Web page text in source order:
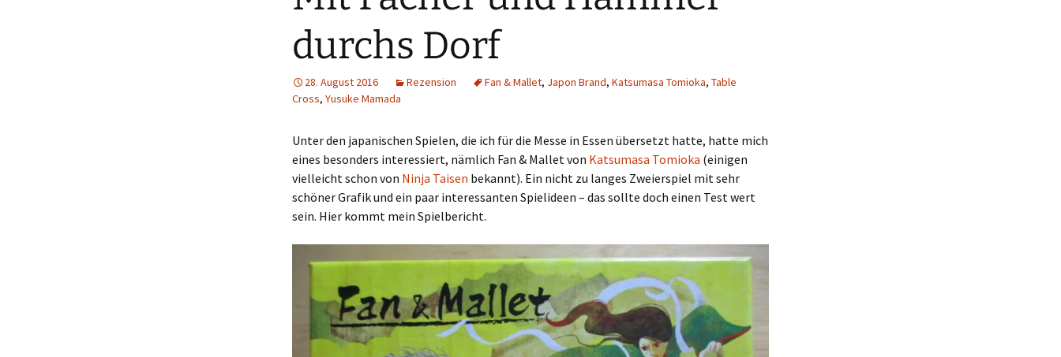
Verlagsliste Costa Rica
Verlagsliste Kolumbien
Verlagsliste Mexiko
Verlagsliste Uruguay
Verlagsliste Venezuela
Topfrosch
Tricky Bid
toi!
Unveröffentlichte Spiele
durchs Dorf
28. August 2016 Rezension Fan & Mallet, Japon Brand, Katsumasa Tomioka, Table
Cross, Yusuke Mamada
Unter den japanischen Spielen, die ich für die Messe in Essen übersetzt hatte, hatte mich
eines besonders interessiert, nämlich Fan & Mallet von Katsumasa Tomioka (einigen
vielleicht schon von Ninja Taisen bekannt). Ein nicht zu langes Zweierspiel mit sehr
schöner Grafik und ein paar interessanten Spielideen – das sollte doch einen Test wert
sein. Hier kommt mein Spielbericht.